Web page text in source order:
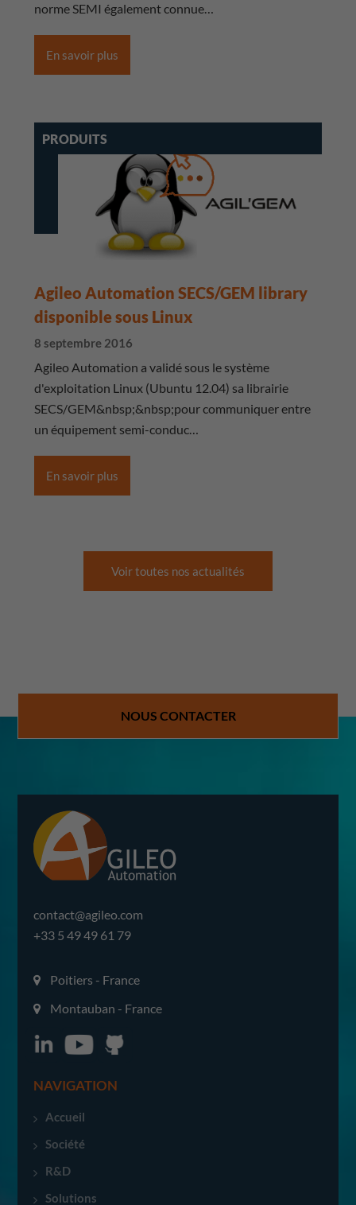
norme SEMI également connue…
En savoir plus
PRODUITS
Agileo Automation SECS/GEM library
disponible sous Linux
8 septembre 2016
Agileo Automation a validé sous le système
d'exploitation Linux (Ubuntu 12.04) sa librairie
SECS/GEM&nbsp;&nbsp;pour communiquer entre
un équipement semi-conduc…
En savoir plus
Voir toutes nos actualités
NOUS CONTACTER
contact@agileo.com
+33 5 49 49 61 79
Poitiers - France
Montauban - France
NAVIGATION
Accueil
Société
R&D
Solutions